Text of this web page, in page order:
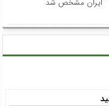
ایران مشخص شد